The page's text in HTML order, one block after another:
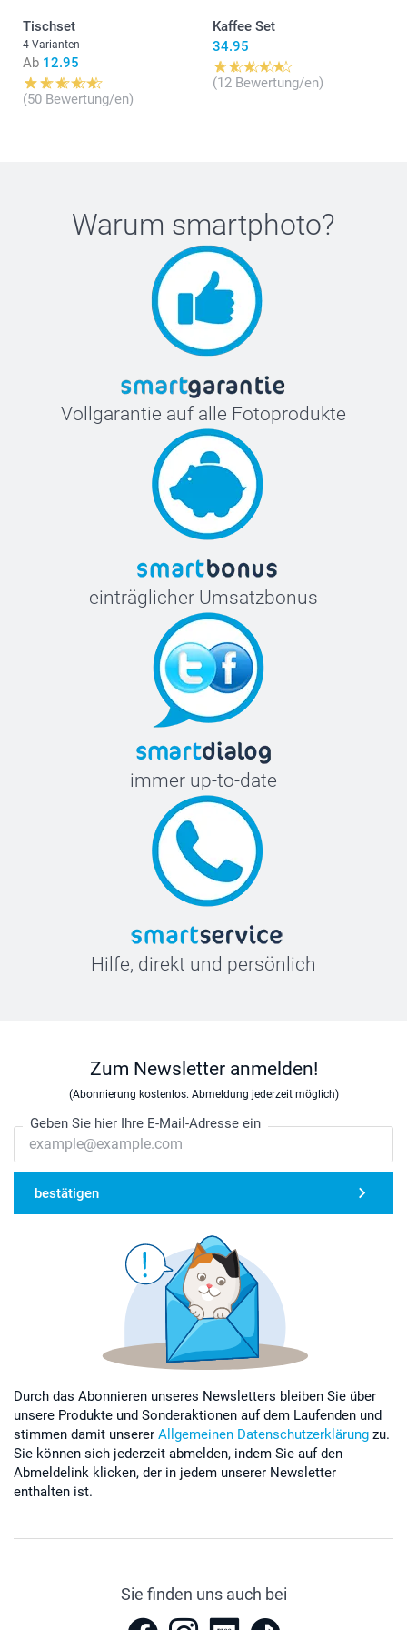
Tischset
4 Varianten
Ab 12.95
(50 Bewertung/en)
Kaffee Set
34.95
(12 Bewertung/en)
Warum smartphoto?
Vollgarantie auf alle Fotoprodukte
einträglicher Umsatzbonus
immer up-to-date
Hilfe, direkt und persönlich
Zum Newsletter anmelden!
(Abonnierung kostenlos. Abmeldung jederzeit möglich)
Geben Sie hier Ihre E-Mail-Adresse ein
bestätigen
Durch das Abonnieren unseres Newsletters bleiben Sie über
unsere Produkte und Sonderaktionen auf dem Laufenden und
stimmen damit unserer Allgemeinen Datenschutzerklärung zu.
Sie können sich jederzeit abmelden, indem Sie auf den
Abmeldelink klicken, der in jedem unserer Newsletter
enthalten ist.
Sie finden uns auch bei